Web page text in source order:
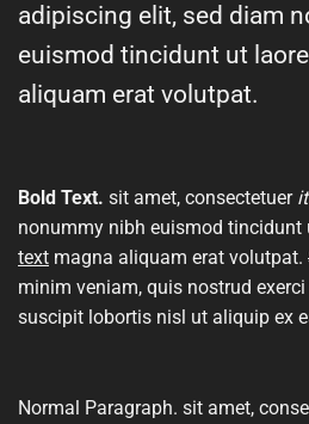
adipiscing elit, sed diam
euismod tincidunt ut
aliquam erat volutpat.
Bold Text. sit amet, consectetuer
nonummy nibh euismod tincidunt
text magna aliquam erat volutpat.
minim veniam, quis nostrud
suscipit lobortis nisl ut aliquip ex
Normal Paragraph. sit amet,